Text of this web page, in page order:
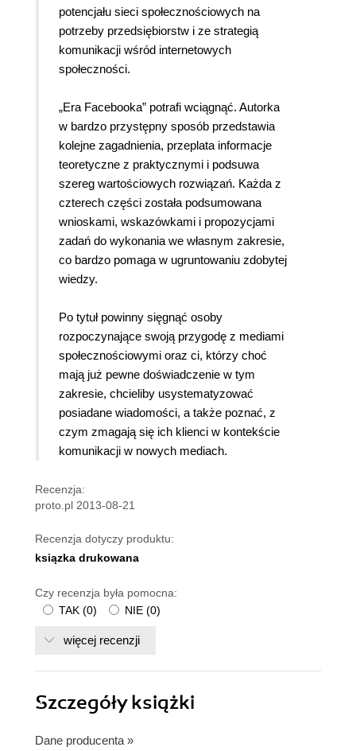
potencjału sieci społecznościowych na
potrzeby przedsiębiorstw i ze strategią
komunikacji wśród internetowych
społeczności.
„Era Facebooka” potrafi wciągnąć. Autorka
w bardzo przystępny sposób przedstawia
kolejne zagadnienia, przeplata informacje
teoretyczne z praktycznymi i podsuwa
szereg wartościowych rozwiązań. Każda z
czterech części została podsumowana
wnioskami, wskazówkami i propozycjami
zadań do wykonania we własnym zakresie,
co bardzo pomaga w ugruntowaniu zdobytej
wiedzy.
Po tytuł powinny sięgnąć osoby
rozpoczynające swoją przygodę z mediami
społecznościowymi oraz ci, którzy choć
mają już pewne doświadczenie w tym
zakresie, chcieliby usystematyzować
posiadane wiadomości, a także poznać, z
czym zmagają się ich klienci w kontekście
komunikacji w nowych mediach.
Recenzja:
proto.pl 2013-08-21
Recenzja dotyczy produktu:
ksiązka drukowana
Czy recenzja była pomocna:
TAK (0) NIE (0)
więcej recenzji
Szczegółyksiążki
Dane producenta »